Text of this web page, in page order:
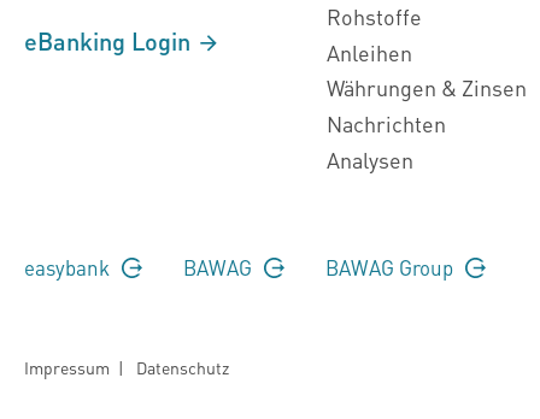
eBanking Login
Rohstoffe
Anleihen
Währungen & Zinsen
Nachrichten
Analysen
easybank BAWAG BAWAG Group
Impressum | Datenschutz